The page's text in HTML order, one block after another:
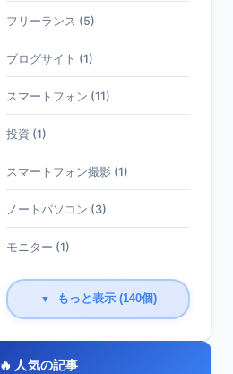
フリーランス (5)
ブログサイト (1)
スマートフォン (11)
投資 (1)
スマートフォン撮影 (1)
ノートパソコン (3)
モニター (1)
▼ もっと表示 (140個)
🔥 人気の記事